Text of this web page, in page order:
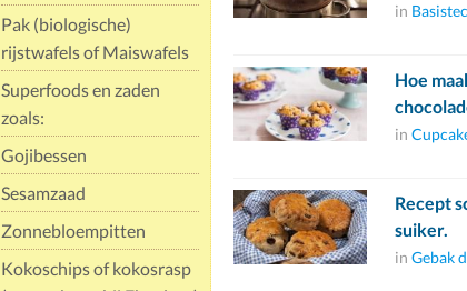
Pak (biologische)
rijstwafels of Maiswafels
Superfoods en zaden
zoals:
Gojibessen
Sesamzaad
Zonnebloempitten
Kokoschips of kokosrasp
in
Hoe
in
Recept
suiker.
in Gebak